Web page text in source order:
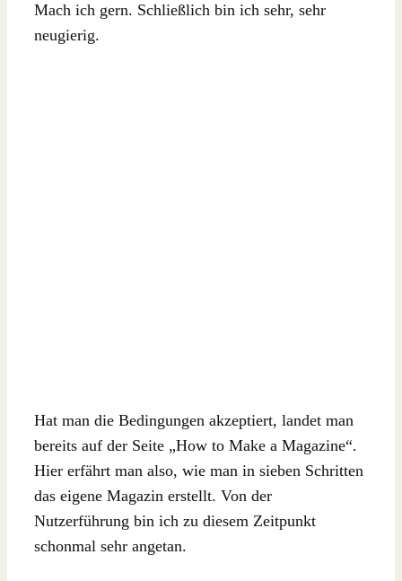
Mach ich gern. Schließlich bin ich sehr, sehr
neugierig.
Hat man die Bedingungen akzeptiert, landet man
bereits auf der Seite „How to Make a Magazine“.
Hier erfährt man also, wie man in sieben Schritten
das eigene Magazin erstellt. Von der
Nutzerführung bin ich zu diesem Zeitpunkt
schonmal sehr angetan.